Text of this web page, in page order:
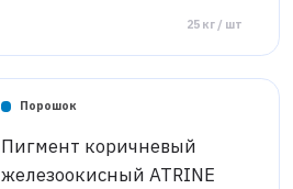
25 кг / шт
Порошок
Пигмент коричневый
железоокисный ATRINE